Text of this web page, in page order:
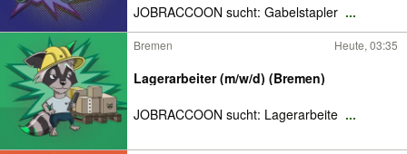
JOBRACCOON sucht: Gabelstapler ...
Bremen Heute, 03:35
Lagerarbeiter (m/w/d) (Bremen)
JOBRACCOON sucht: Lagerarbeite ...